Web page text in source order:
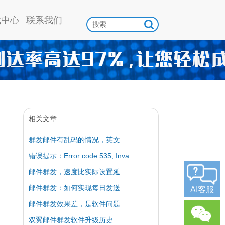
心 联系我们
相关文章
群发邮件有乱码的情况，英文
错误提示：Error code 535, Inva
邮件群发，速度比实际设置延
邮件群发：如何实现每日发送
邮件群发效果差，是软件问题
双翼邮件群发软件升级历史
AI客服